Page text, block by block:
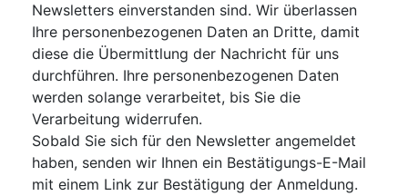
Newsletters einverstanden sind. Wir überlassen
Ihre personenbezogenen Daten an Dritte, damit
diese die Übermittlung der Nachricht für uns
durchführen. Ihre personenbezogenen Daten
werden solange verarbeitet, bis Sie die
Verarbeitung widerrufen.
Sobald Sie sich für den Newsletter angemeldet
haben, senden wir Ihnen ein Bestätigungs-E-Mail
mit einem Link zur Bestätigung der Anmeldung.